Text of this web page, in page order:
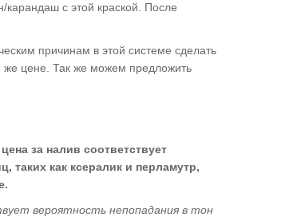
с этой краской. После
причинам в этой системе сделать
же цене. Так же можем предложить
за налив соответствует
таких как ксералик и перламутр,
вероятность непопадания в тон